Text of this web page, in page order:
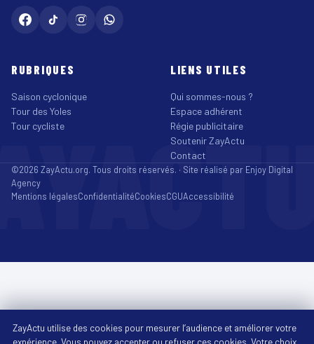
RUBRIQUES
Saison cyclonique
Tour des Yoles
Tour cycliste
LIENS UTILES
Qui sommes-nous ?
Espace adhérent
Régie publicitaire
Soutenir ZayActu
Contact
©2026 ZayActu.org. Tous droits réservés. · Site réalisé par Enjoy Digital
Agency
Mentions légalesConfidentialitéCookiesCGUAccessibilité
ZayActu utilise des cookies pour mesurer l’audience et améliorer votre
expérience. Vous pouvez accepter ou refuser ces cookies. Votre choix